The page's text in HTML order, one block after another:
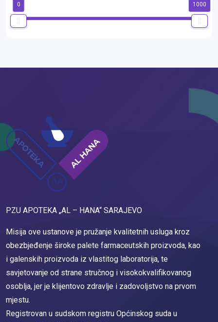
0 1000
PZU APOTEKA „AL – HANA“ SARAJEVO
Misija ove ustanove je pružanje kvalitetnih usluga kroz
obezbjeđenje široke palete farmaceutskih proizvoda, kao
i galenskih proizvoda iz vlastitog laboratorija, te
savjetovanje od strane stručnog i visokokvalifikovanog
osoblja, jer je klijentovo zdravlje i zadovoljstvo na prvom
mjestu.
Registrovan u sudskom registru Općinskog suda u